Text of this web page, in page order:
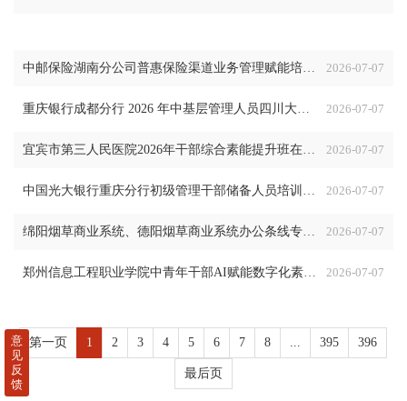
2026-07-07
中邮保险湖南分公司普惠保险渠道业务管理赋能培训班在四川大学全国干部教育培训基地顺利开班
2026-07-07
重庆银行成都分行 2026 年中基层管理人员四川大学培训项目（第一期）在四川大学全国干部教育培训基地顺利开班
2026-07-07
宜宾市第三人民医院2026年干部综合素能提升班在四川大学全国干部教育培训基地顺利开班
2026-07-07
中国光大银行重庆分行初级管理干部储备人员培训班在四川大学全国干部教育培训基地顺利开班
2026-07-07
绵阳烟草商业系统、德阳烟草商业系统办公条线专业能力提升培训班在四川大学全国干部教育培训基地顺利开班
2026-07-07
郑州信息工程职业学院中青年干部AI赋能数字化素养提升培训班在四川大学全国干部教育培训基地顺利开班
第一页 1 2 3 4 5 6 7 8 395 396
最后页
意
见
反
馈